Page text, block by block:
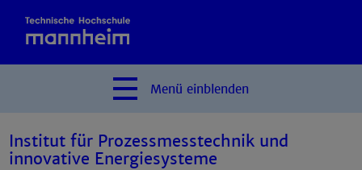
Menü einblenden
Institut für Prozessmesstechnik und
innovative Energiesysteme